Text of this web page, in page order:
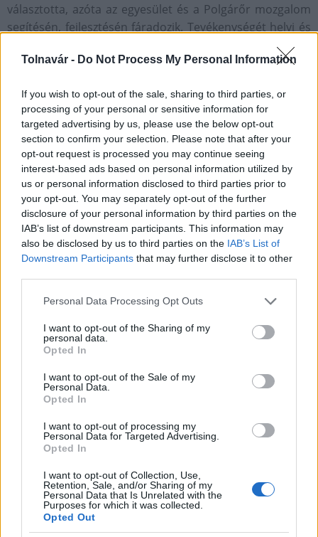
Tolnavár - Do Not Process My Personal Information
If you wish to opt-out of the sale, sharing to third parties, or
processing of your personal or sensitive information for
targeted advertising by us, please use the below opt-out
section to confirm your selection. Please note that after your
opt-out request is processed you may continue seeing
interest-based ads based on personal information utilized by
us or personal information disclosed to third parties prior to
your opt-out. You may separately opt-out of the further
disclosure of your personal information by third parties on the
IAB’s list of downstream participants. This information may
also be disclosed by us to third parties on the IAB’s List of
Downstream Participants that may further disclose it to other
Please note that this website/app uses one or more Google
not limited to your visit or usage behaviour. You may click to
grant or deny consent to Google and its third-party tags to
use your data for below specified purposes in below Google
consent section.
Personal Data Processing Opt Outs
I want to opt-out of the Sharing of my
personal data.
Opted In
I want to opt-out of the Sale of my
Personal Data.
Opted In
I want to opt-out of processing my
Personal Data for Targeted Advertising.
Opted In
I want to opt-out of Collection, Use,
Retention, Sale, and/or Sharing of my
Personal Data that Is Unrelated with the
Purposes for which it was collected.
Opted Out
választotta, azóta az egyesület és a Polgárőr mozgalom
segítésén, fejlesztésén fáradozik. Tevékenységét helyi és
országos szinten is elismerik. 2014-ben áldozatos,
önként vállalt munkája, a mozgalom népszerűsítése, az
elismeréséül a Polgárőr Érdemkereszt EZÜST fokozatával
tüntette ki az Országos Polgárőr Szövetség. 2015-ben a
Nemzeti Közszolgálati Egyetem Rendészettudományi Kar
és az Országos Polgárőr Szövetség szervezésében
lezajlott Polgárőr akadémiai képzésen kiváló
eredménnyel végzett. A tavalyi évben az egyesület
kiemelkedő teljesítményt nyújtott a teljesített óraszámok
terén, személyekre lebontva, Péter Csaba a legtöbb
óraszámban látott el szolgálatot /ez 877 órát jelent/.
Ezen óraszámokba beletartozik a köz,-és külterületi
szolgálat, a képzés, a rendezvény biztosítás, az elnöki
teendők és az adminisztrációs feladatok is. Mindezt
önként, ellenszolgáltatás nélkül a családtól, pihenésből
elvont időben, önzetlenül hajtotta végre, ezzel komoly
tiszteletet vívott ki a Polgárőrségen belül és a város
„Tamási Város Érdemes Pedagógusa”
HORVÁTH KÁROLYNÉ
Horváth Károlyné a Szombathelyi Tanárképző Főiskolán,
könyvtáros tanár és magyar nyelv és irodalom tanár
szakon szerezte diplomáját, első munkahelye a Tamási
Nagyközségi és Járási Könyvtár volt, ahol a
gyermekkönyvtárat vezette. Ezt követően, nyugdíjazásáig